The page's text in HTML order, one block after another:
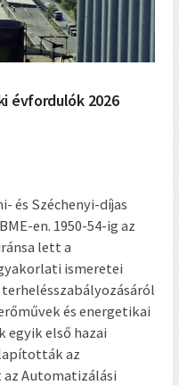
évfordulók 2026
és Széchenyi-díjas
en. 1950-54-ig az
lett a
ismeretei
és energetikai
egyik első hazai
az
Automatizálási